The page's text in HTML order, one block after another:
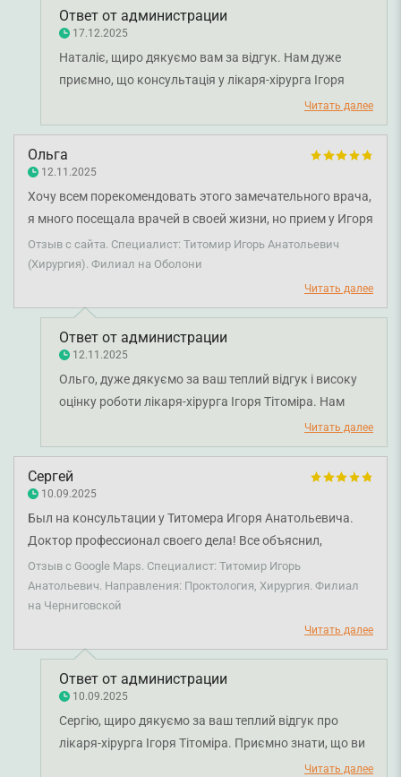
Ответ от администрации
17.12.2025
Наталіє, щиро дякуємо вам за відгук. Нам дуже
приємно, що консультація у лікаря-хірурга Ігоря
Тітоміра була для вас корисною та комфортною.
Бажаємо вам міцного здоров'я!
Читать далее
Ольга
12.11.2025
Хочу всем порекомендовать этого замечательного врача,
я много посещала врачей в своей жизни, но прием у Игоря
Анатольевича превзошел все мои ожидания в хорошем
плане. Консультация (лекция) прошла на высоком
уровне! Врач внимательный, грамотный, тактичный. Всем
рекомендую! Смарт медикал респект.
Отзыв с сайта. Специалист: Титомир Игорь Анатольевич
(Хирургия). Филиал на Оболони
Читать далее
Ответ от администрации
12.11.2025
Ольго, дуже дякуємо за ваш теплий відгук і високу
оцінку роботи лікаря-хірурга Ігоря Тітоміра. Нам
дуже приємно, що консультація перевершила ваші
очікування, а спілкування з лікарем залишило лише
позитивні враження. Бажаємо вам міцного здоров'я!
Читать далее
Сергей
10.09.2025
Был на консультации у Титомера Игоря Анатольевича.
Доктор профессионал своего дела! Все объяснил,
рассказал обо всех вариантах, предоставил личный
контакт для промежуточной консультации в
мессенджере. Искренне рекомендую!
Отзыв с Google Maps. Специалист: Титомир Игорь
Анатольевич. Направления: Проктология, Хирургия. Филиал
на Черниговской
Читать далее
Ответ от администрации
10.09.2025
Сергію, щиро дякуємо за ваш теплий відгук про
лікаря-хірурга Ігоря Тітоміра. Приємно знати, що ви
отримали вичерпні пояснення та підтримку відЧитать далее